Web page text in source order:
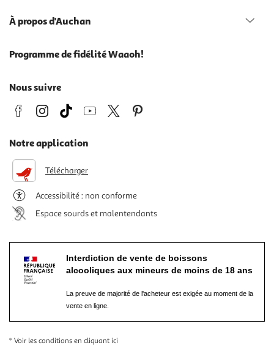
À propos d'Auchan
Programme de fidélité Waaoh!
Nous suivre
Notre application
Télécharger
Accessibilité : non conforme
Espace sourds et malentendants
Interdiction de vente de boissons
alcooliques aux mineurs de moins de 18 ans
La preuve de majorité de l'acheteur est exigée au moment de la
vente en ligne.
* Voir les conditions en cliquant ici